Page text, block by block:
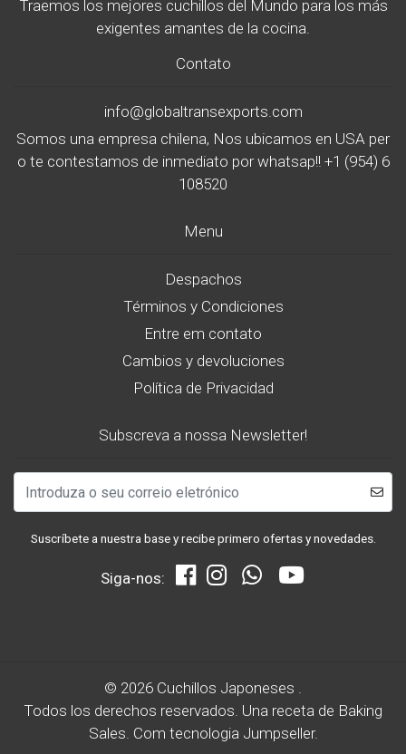
Traemos los mejores cuchillos del Mundo para los más
exigentes amantes de la cocina.
Contato
info@globaltransexports.com
Somos una empresa chilena, Nos ubicamos en USA per
o te contestamos de inmediato por whatsap!! +1 (954) 6
108520
Menu
Despachos
Términos y Condiciones
Entre em contato
Cambios y devoluciones
Política de Privacidad
Subscreva a nossa Newsletter!
Suscríbete a nuestra base y recibe primero ofertas y novedades.
Siga-nos:
© 2026 Cuchillos Japoneses .
Todos los derechos reservados. Una receta de Baking
Sales. Com tecnologia Jumpseller.